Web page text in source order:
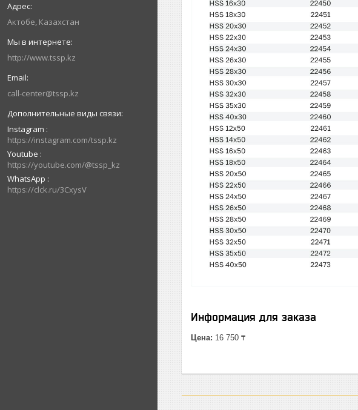
Актобе, Казахстан
http://www.tssp.kz
call-center@tssp.kz
Instagram
https://instagram.com/tssp.kz
Youtube
https://youtube.com/@tssp_kz
WhatsApp
https://clck.ru/3CxysV
Информация для заказа
Цена: 16 750 ₸